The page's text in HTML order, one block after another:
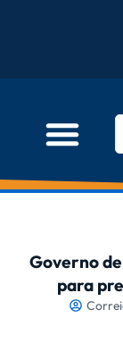
Governo
para